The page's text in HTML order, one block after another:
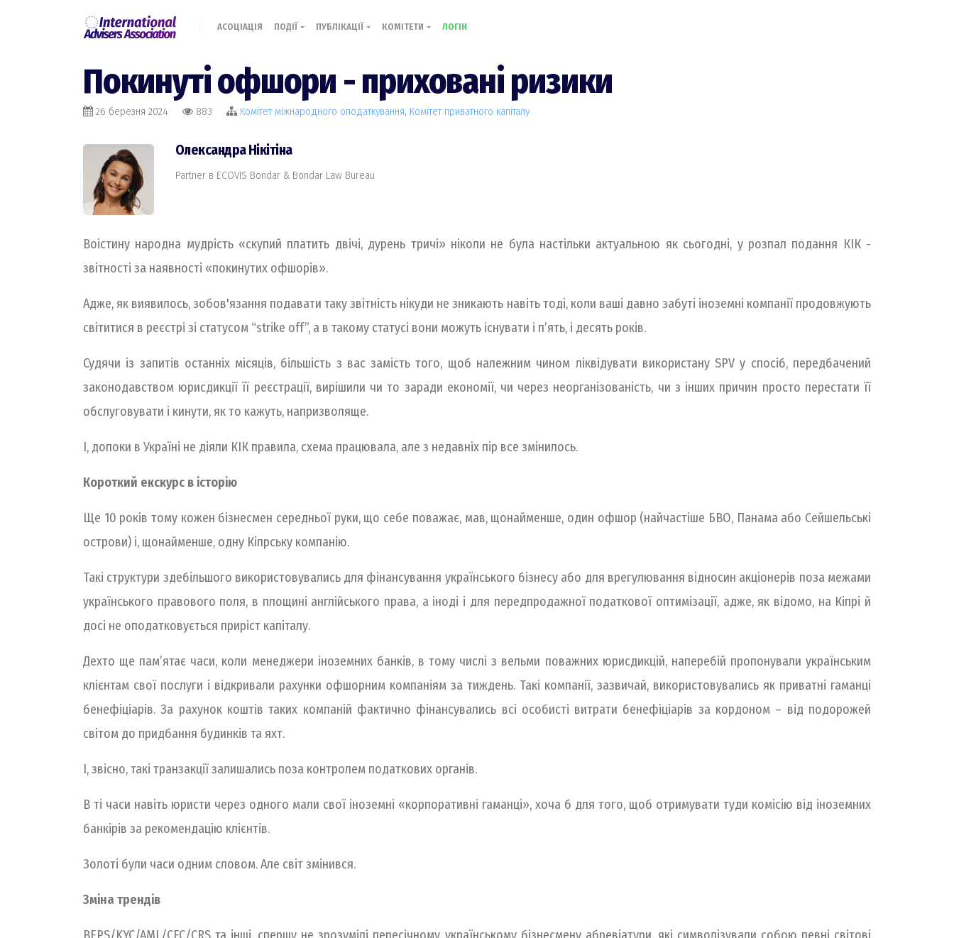
АСОЦІАЦІЯ ПОДІЇ ПУБЛІКАЦІЇ КОМІТЕТИ ЛОГІН
Покинуті офшори - приховані ризики
26 березня 2024 883 Комiтет міжнародного оподаткування, Комiтет приватного капіталу
Олександра Нікітіна
Partner в ECOVIS Bondar & Bondar Law Bureau
Воістину народна мудрість «скупий платить двічі, дурень тричі» ніколи не була настільки актуальною як сьогодні, у розпал подання КІК -
звітності за наявності «покинутих офшорів».
Адже, як виявилось, зобов'язання подавати таку звітність нікуди не зникають навіть тоді, коли ваші давно забуті іноземні компанії продовжують
світитися в реєстрі зі статусом “strike off”, а в такому статусі вони можуть існувати і п’ять, і десять років.
Судячи із запитів останніх місяців, більшість з вас замість того, щоб належним чином ліквідувати використану SPV у спосіб, передбачений
законодавством юрисдикції її реєстрації, вирішили чи то заради економії, чи через неорганізованість, чи з інших причин просто перестати її
обслуговувати і кинути, як то кажуть, напризволяще.
І, допоки в Україні не діяли КІК правила, схема працювала, але з недавніх пір все змінилось.
Короткий екскурс в історію
Ще 10 років тому кожен бізнесмен середньої руки, що себе поважає, мав, щонайменше, один офшор (найчастіше БВО, Панама або Сейшельські
острови) і, щонайменше, одну Кіпрську компанію.
Такі структури здебільшого використовувались для фінансування українського бізнесу або для врегулювання відносин акціонерів поза межами
українського правового поля, в площині англійського права, а іноді і для передпродажної податкової оптимізації, адже, як відомо, на Кіпрі й
досі не оподатковується приріст капіталу.
Дехто ще пам’ятає часи, коли менеджери іноземних банків, в тому числі з вельми поважних юрисдикцій, наперебій пропонували українським
клієнтам свої послуги і відкривали рахунки офшорним компаніям за тиждень. Такі компанії, зазвичай, використовувались як приватні гаманці
бенефіціарів. За рахунок коштів таких компаній фактично фінансувались всі особисті витрати бенефіціарів за кордоном – від подорожей
світом до придбання будинків та яхт.
І, звісно, такі транзакції залишались поза контролем податкових органів.
В ті часи навіть юристи через одного мали свої іноземні «корпоративні гаманці», хоча б для того, щоб отримувати туди комісію від іноземних
банкірів за рекомендацію клієнтів.
Золоті були часи одним словом. Але світ змінився.
Зміна трендів